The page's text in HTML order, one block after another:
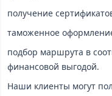
получение
таможенное
подбор маршрута в
финансовой выгодой.
Наши клиенты могут